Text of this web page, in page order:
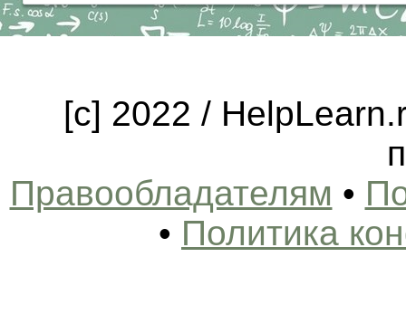
[c] 2022 /
Правообладателям •
• Политика